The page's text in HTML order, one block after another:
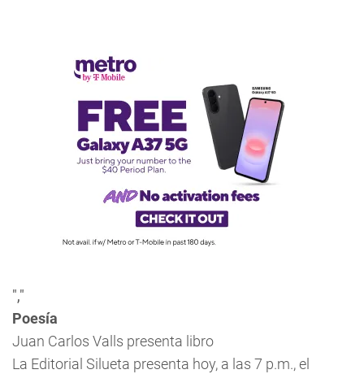
","
Poesía
Juan Carlos Valls presenta libro
La Editorial Silueta presenta hoy, a las 7 p.m., el